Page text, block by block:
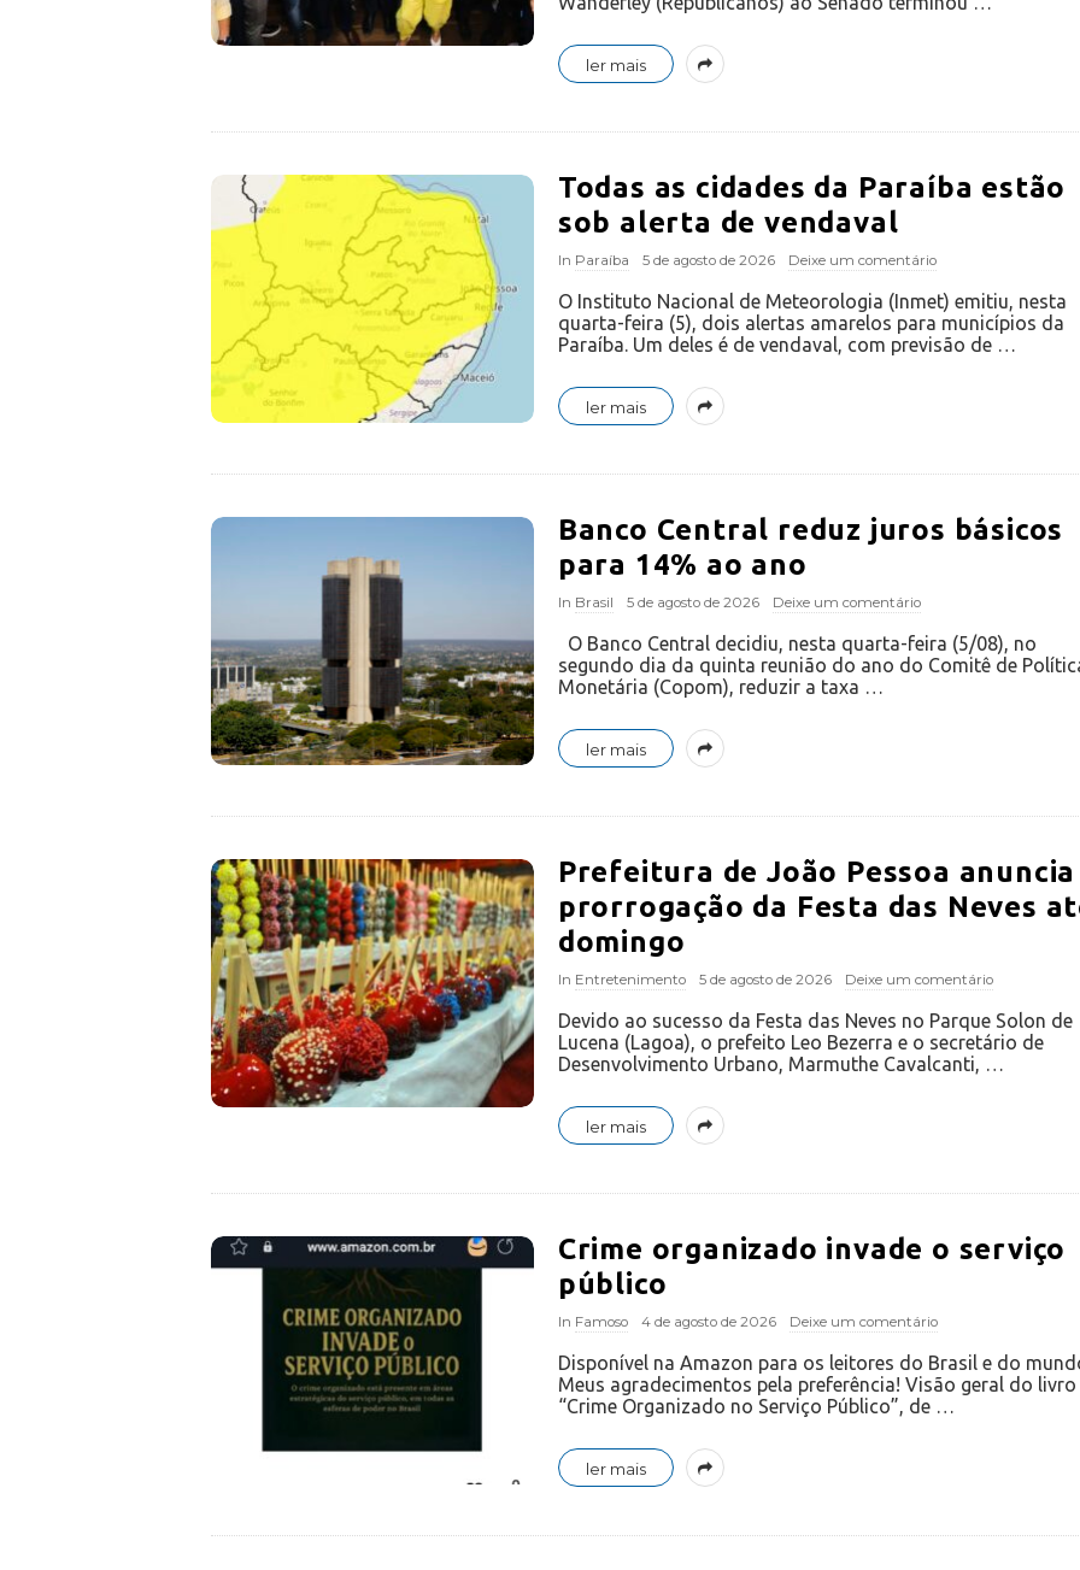
ler mais
Todas as cidades da Paraíba estão
sob alerta de vendaval
In Paraíba 5 de agosto de 2026 Deixe um comentário
O Instituto Nacional de Meteorologia (Inmet) emitiu, nesta
quarta-feira (5), dois alertas amarelos para municípios da
Paraíba. Um deles é de vendaval, com previsão de…
ler mais
Banco Central reduz juros básicos
para 14% ao ano
In Brasil 5 de agosto de 2026 Deixe um comentário
O Banco Central decidiu, nesta quarta-feira (5/08), no
segundo dia da quinta reunião do ano do Comitê de
Monetária (Copom), reduzir a taxa …
ler mais
Prefeitura de João Pessoa anuncia
prorrogação da Festa das Neves
domingo
In Entretenimento 5 de agosto de 2026 Deixe um comentário
Devido ao sucesso da Festa das Neves no Parque Solon de
Lucena (Lagoa), o prefeito Leo Bezerra e o secretário de
Desenvolvimento Urbano, Marmuthe Cavalcanti, …
ler mais
Crime organizado invade o serviço
público
In Famoso 4 de agosto de 2026 Deixe um comentário
Disponível na Amazon para os leitores do Brasil e do
Meus agradecimentos pela preferência! Visão geral do livro
“Crime Organizado no Serviço Público”, de…
ler mais